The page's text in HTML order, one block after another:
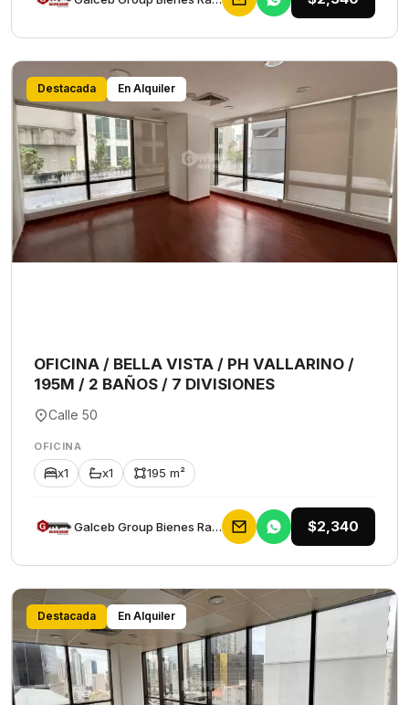
Destacada En Alquiler
OFICINA / BELLA VISTA / PH VALLARINO /
195M / 2 BAÑOS / 7 DIVISIONES
Calle 50
OFICINA
x1 x1 195 m²
Galceb Group Bienes Raices $2,340
Destacada En Alquiler